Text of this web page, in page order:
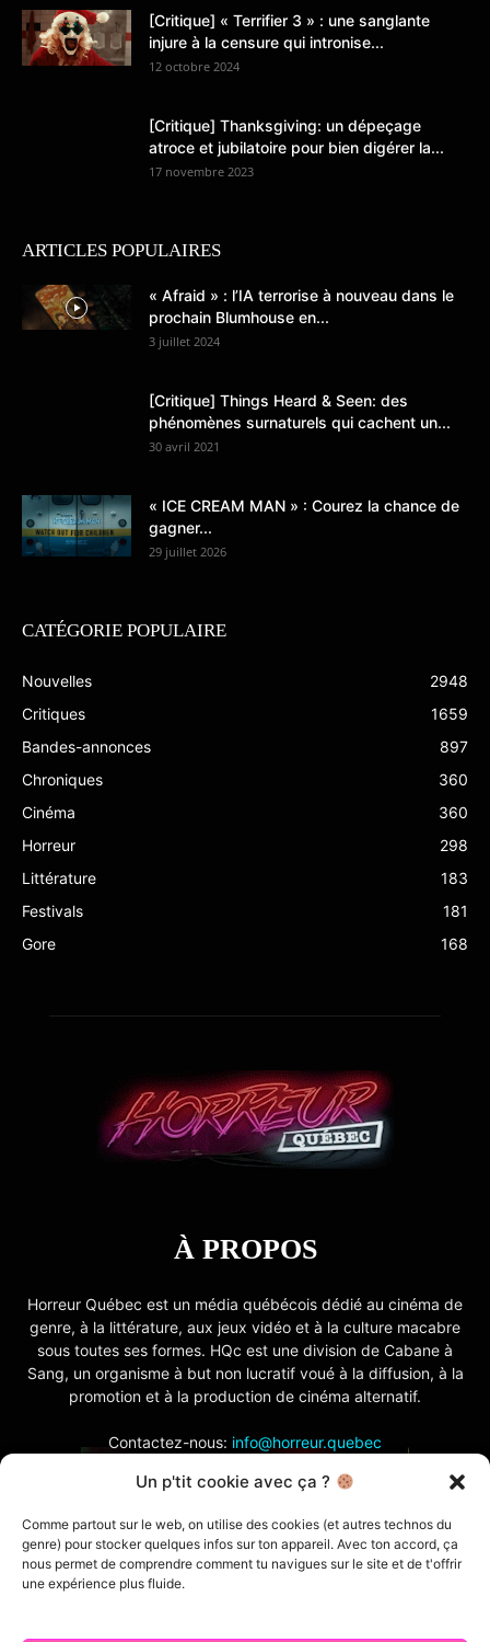
Un p'tit cookie avec ça ?
Comme partout sur le web, on utilise des cookies (et autres technos du
genre) pour stocker quelques infos sur ton appareil. Avec ton accord, ça
nous permet de comprendre comment tu navigues sur le site et de t'offrir
une expérience plus fluide.
[Critique] « Terrifier 3 » : une sanglante
injure à la censure qui intronise...
12 octobre 2024
[Critique] Thanksgiving: un dépeçage
atroce et jubilatoire pour bien digérer la...
17 novembre 2023
ARTICLES POPULAIRES
« Afraid » : l’IA terrorise à nouveau dans le
prochain Blumhouse en...
3 juillet 2024
[Critique] Things Heard & Seen: des
phénomènes surnaturels qui cachent un...
30 avril 2021
« ICE CREAM MAN » : Courez la chance de
gagner...
29 juillet 2026
CATÉGORIE POPULAIRE
Nouvelles
2948
Critiques
1659
Bandes-annonces
897
Chroniques
360
Cinéma
360
Horreur
298
Littérature
183
Festivals
181
Gore
168
À PROPOS
Horreur Québec est un média québécois dédié au cinéma de
genre, à la littérature, aux jeux vidéo et à la culture macabre
sous toutes ses formes. HQc est une division de Cabane à
Sang, un organisme à but non lucratif voué à la diffusion, à la
promotion et à la production de cinéma alternatif.
Contactez-nous: info@horreur.quebec
SUIVEZ NOUS